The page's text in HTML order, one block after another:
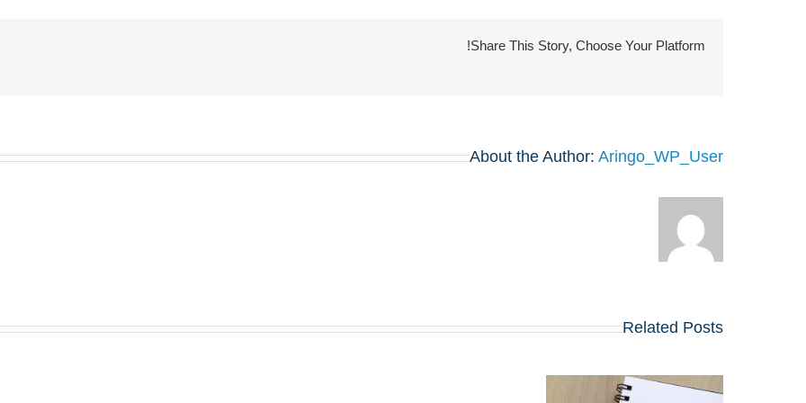
Share This Story, Choose Your Platform!
About the Author: Aringo_WP_User
Related Posts